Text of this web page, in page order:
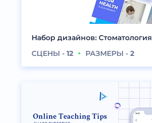
Набор дизайнов: Стоматология
СЦЕНЫ - 12 РАЗМЕРЫ - 2